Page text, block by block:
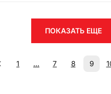
ПОКАЗАТЬ ЕЩЕ
1 ... 7 8 9